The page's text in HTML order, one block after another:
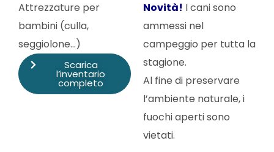
Attrezzature per
bambini (culla,
seggiolone…)
Scarica
l’inventario
completo
Novità! I cani sono
ammessi nel
campeggio per tutta la
stagione.
Al fine di preservare
l’ambiente naturale, i
fuochi aperti sono
vietati.